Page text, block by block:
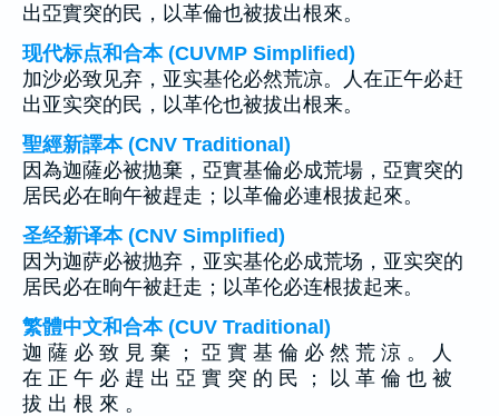
出亞實突的民，以革倫也被拔出根來。
现代标点和合本 (CUVMP Simplified)
加沙必致见弃，亚实基伦必然荒凉。人在正午必赶
出亚实突的民，以革伦也被拔出根来。
聖經新譯本 (CNV Traditional)
因為迦薩必被拋棄，亞實基倫必成荒場，亞實突的
居民必在晌午被趕走；以革倫必連根拔起來。
圣经新译本 (CNV Simplified)
因为迦萨必被抛弃，亚实基伦必成荒场，亚实突的
居民必在晌午被赶走；以革伦必连根拔起来。
繁體中文和合本 (CUV Traditional)
迦 薩 必 致 見 棄 ； 亞 實 基 倫 必 然 荒 涼 。 人
在 正 午 必 趕 出 亞 實 突 的 民 ； 以 革 倫 也 被
拔 出 根 來 。